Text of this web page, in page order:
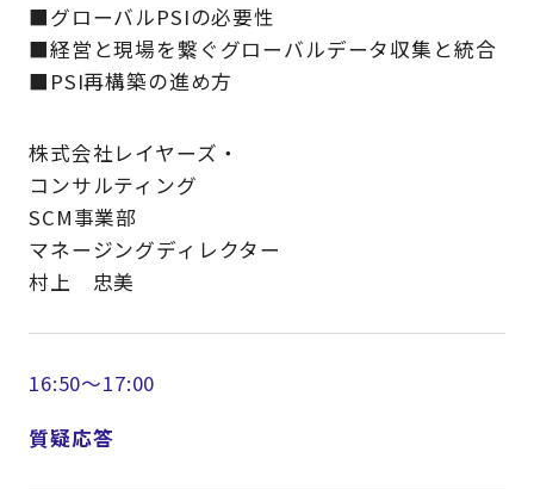
■グローバルPSIの必要性
■経営と現場を繋ぐグローバルデータ収集と統合
■PSI再構築の進め方
株式会社レイヤーズ・
コンサルティング
SCM事業部
マネージングディレクター
村上 忠美
16:50～17:00
質疑応答